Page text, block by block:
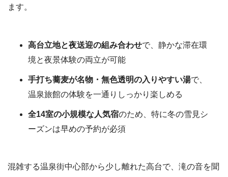
ます。
高台立地と夜送迎の組み合わせで、静かな滞在環
境と夜景体験の両立が可能
手打ち蕎麦が名物・無色透明の入りやすい湯で、
温泉旅館の体験を一通りしっかり楽しめる
全14室の小規模な人気宿のため、特に冬の雪見シ
ーズンは早めの予約が必須
混雑する温泉街中心部から少し離れた高台で、滝の音を聞